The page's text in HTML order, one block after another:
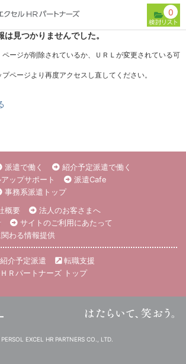
0
見つかりませんでした。
ページが削除されているか、ＵＲＬが変更されている可
ページより再度アクセスし直してください。
派遣で働く
紹介予定派遣で働く
ップサポート
派遣Cafe
事務系派遣トップ
概要
法人のお客さまへ
サイトのご利用にあたって
わる情報提供
介予定派遣
転職支援
Ｒパートナーズ トップ
EXCEL HR PARTNERS CO., LTD.